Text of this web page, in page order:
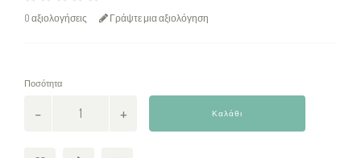
0 αξιολογήσεις Γράψτε μια αξιολόγηση
Ποσότητα
Καλάθι